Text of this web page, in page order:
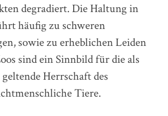
degradiert. Die Haltung in
häufig zu schweren
sowie zu erheblichen Leiden
sind ein Sinnbild für die als
Herrschaft des
Tiere.